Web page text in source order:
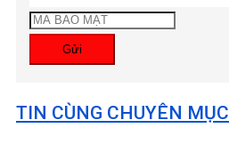
Gửi
TIN CÙNG CHUYÊN MỤC